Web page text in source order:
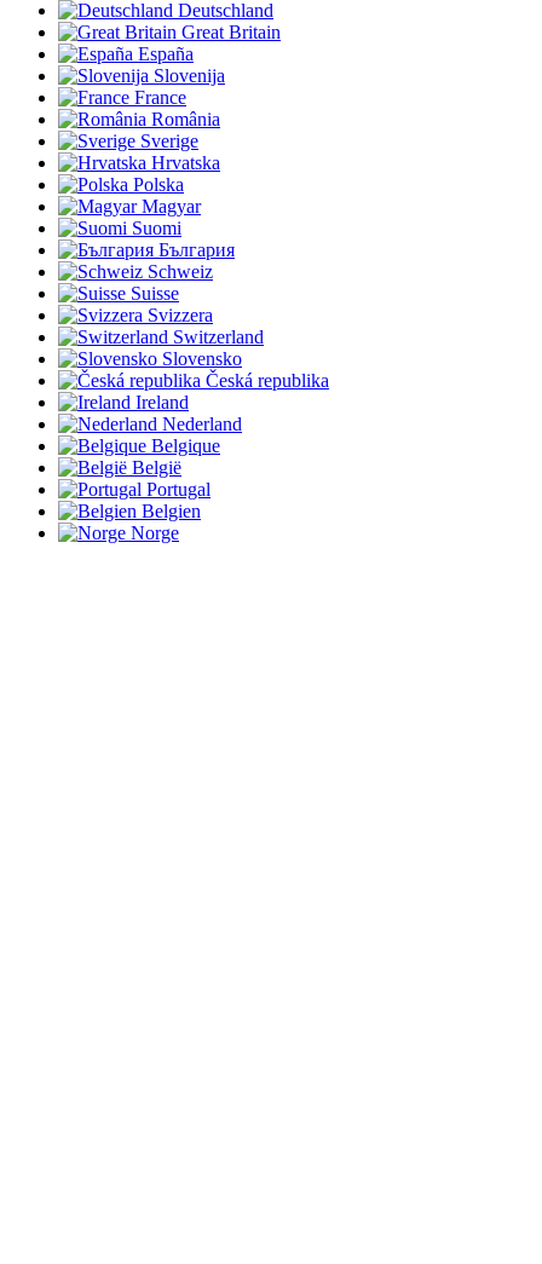
Deutschland
Great Britain
España
Slovenija
France
România
Sverige
Hrvatska
Polska
Magyar
Suomi
България
Schweiz
Suisse
Svizzera
Switzerland
Slovensko
Česká republika
Ireland
Nederland
Belgique
België
Portugal
Belgien
Norge